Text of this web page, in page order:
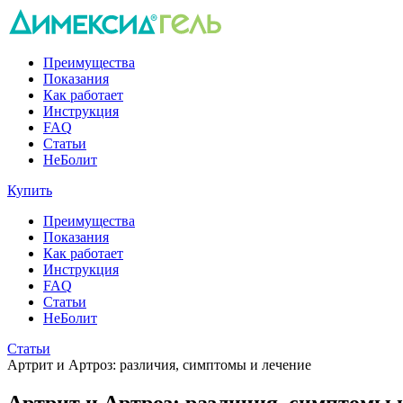
Преимущества
Показания
Как работает
Инструкция
FAQ
Статьи
НеБолит
Купить
Преимущества
Показания
Как работает
Инструкция
FAQ
Статьи
НеБолит
Статьи
Артрит и Артроз: различия, симптомы и лечение